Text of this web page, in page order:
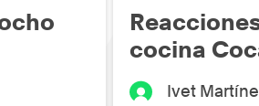
cocina
Ivet